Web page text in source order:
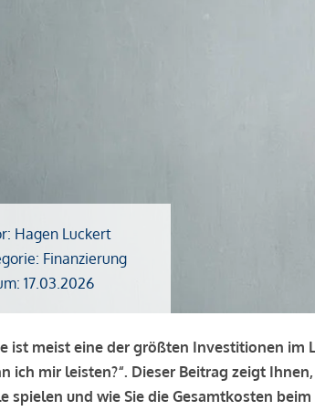
Hagen Luckert
Finanzierung
17.03.2026
ist meist eine der größten Investitionen im
ich mir leisten?“. Dieser Beitrag zeigt
spielen und wie Sie die Gesamtkosten